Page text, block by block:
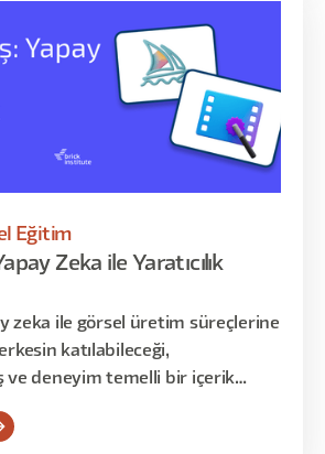
Eğitim
Zeka ile Yaratıcılık
zeka ile görsel üretim süreçlerine
katılabileceği,
ve deneyim temelli bir içerik
başlatmayı, yaratıcı